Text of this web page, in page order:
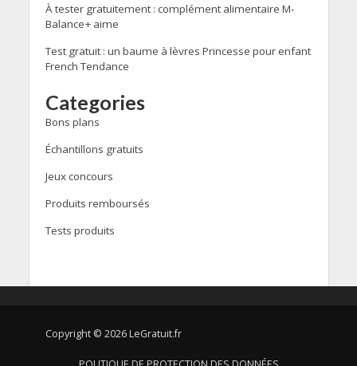
À tester gratuitement : complément alimentaire M-
Balance+ aime
Test gratuit : un baume à lèvres Princesse pour enfant
French Tendance
Categories
Bons plans
Échantillons gratuits
Jeux concours
Produits remboursés
Tests produits
Copyright © 2026 LeGratuit.fr